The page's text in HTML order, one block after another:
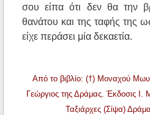
σου είπα ότι δεν θα την
θανάτου και της ταφής της
είχε περάσει μία δεκαετία.
Από το βιβλίο: (†) Μοναχού
Γεώργιος της Δράμας. Έκδοσις
Ταξιάρχες (Σίψα)